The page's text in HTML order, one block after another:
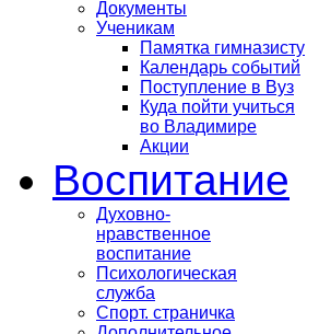
Документы
Ученикам
Памятка гимназисту
Календарь событий
Поступление в Вуз
Куда пойти учиться
во Владимире
Акции
Воспитание
Духовно-
нравственное
воспитание
Психологическая
служба
Спорт. страничка